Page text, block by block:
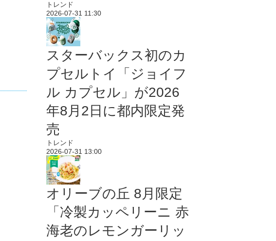
トレンド
2026-07-31 11:30
スターバックス初のカ
プセルトイ「ジョイフ
ル カプセル」が2026
年8月2日に都内限定発
売
トレンド
2026-07-31 13:00
オリーブの丘 8月限定
「冷製カッペリーニ 赤
海老のレモンガーリッ